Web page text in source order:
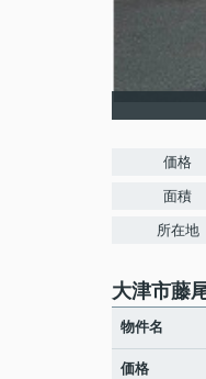
価格
面積
所在地
大津市藤
物件名
価格